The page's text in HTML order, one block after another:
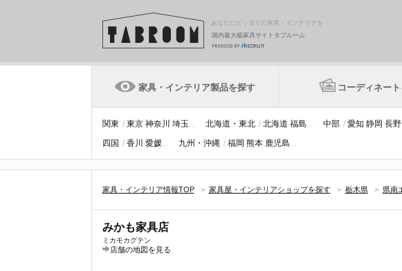
あなたにピッタリの家具・インテリアを
国内最大級家具サイトタブルーム
家具・インテリア製品を探す コーディネー
関東 / 東京 神奈川 埼玉... 北海道・東北 / 北海道 福島... 中部 / 愛知 静岡 長野
四国 / 香川 愛媛... 九州・沖縄 / 福岡 熊本 鹿児島...
家具・インテリア情報TOP > 家具屋・インテリアショップを探す > 栃木県 > 県南
みかも家具店
ミカモカグテン
店舗の地図を見る